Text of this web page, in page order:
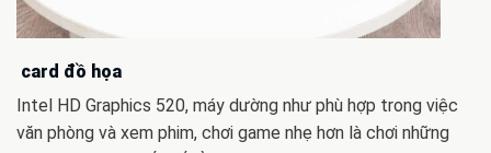
card đồ họa
Intel HD Graphics 520, máy dường như phù hợp trong việc
văn phòng và xem phim, chơi game nhẹ hơn là chơi những